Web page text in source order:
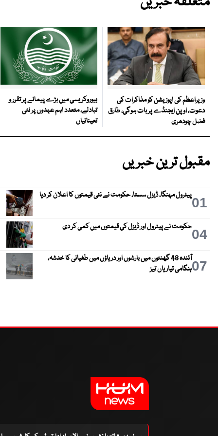
وزیراعظم کی اپوزیشن کو مذاکرات کی
دعوت، اوپن ایجنڈے پر بات ہوگی، طارق
فضل چودھری
بیوروکریسی میں بڑے پیمانے پر تقرر و
تبادلے، متعدد اہم عہدوں پر نئی
تعیناتیاں
مقبول ترین خبریں
01پیٹرول مہنگا، ڈیزل سستا، حکومت نے نئی قیمتوں کا اعلان کر دیا
04حکومت نے پیٹرول اور ڈیزل کی قیمتوں میں کمی کر دی
07
آئندہ 48 گھنٹوں میں بارشوں اور دریاؤں میں طغیانی کا خدشہ،
ہنگامی تیاریاں تیز